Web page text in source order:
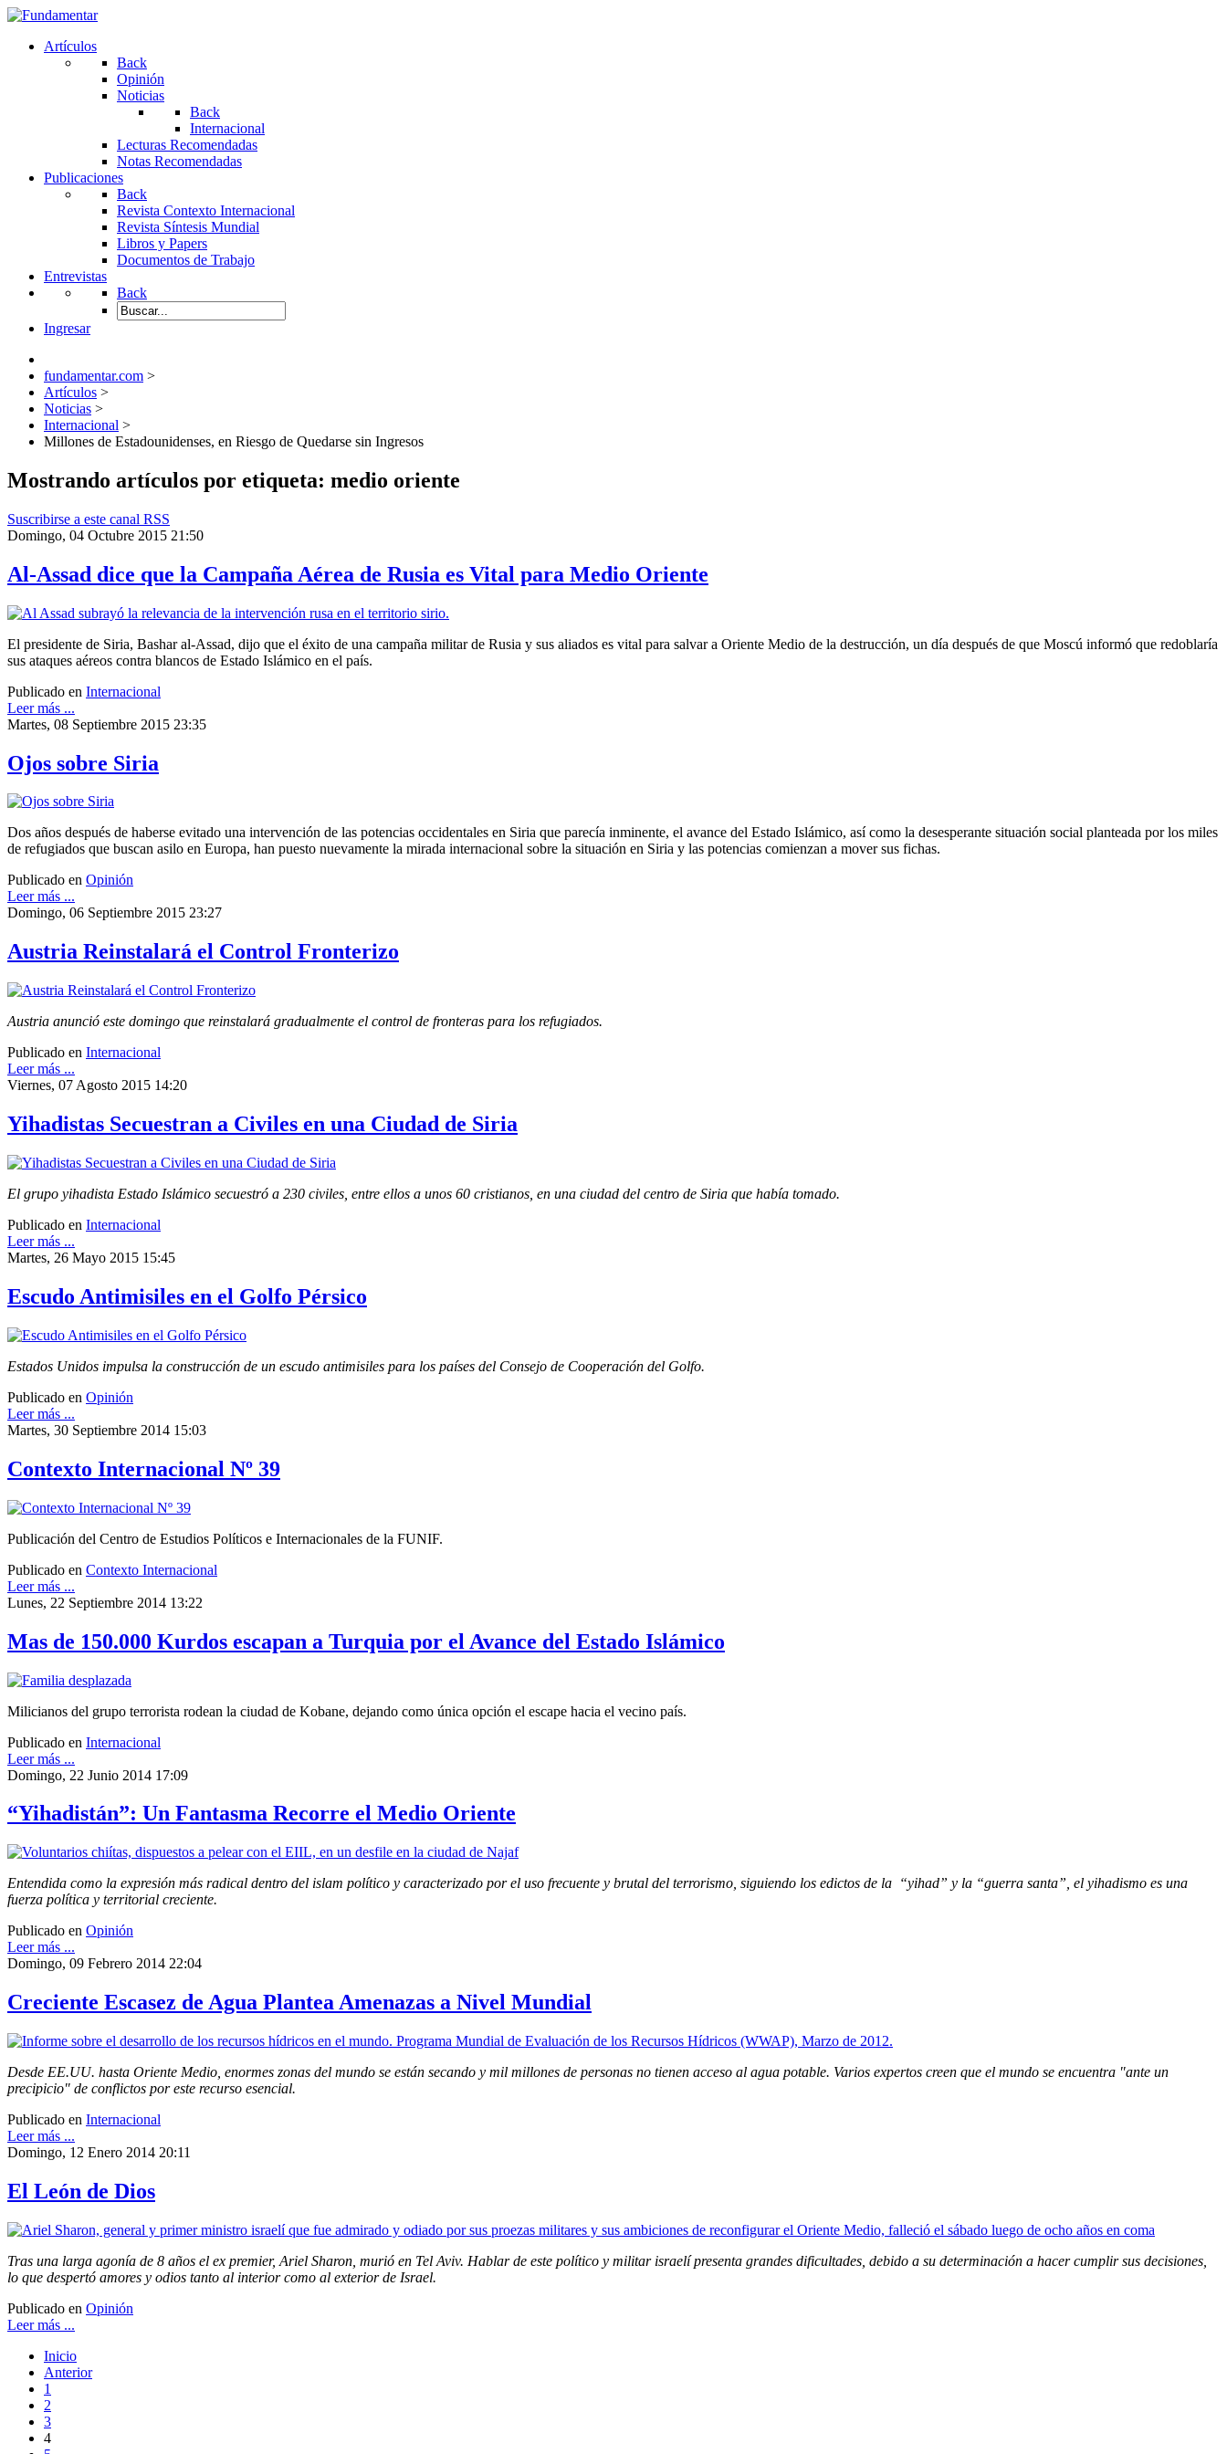
Artículos
Back
Opinión
Noticias
Back
Internacional
Lecturas Recomendadas
Notas Recomendadas
Publicaciones
Back
Revista Contexto Internacional
Revista Síntesis Mundial
Libros y Papers
Documentos de Trabajo
Entrevistas
Back
Ingresar
fundamentar.com >
Artículos >
Noticias >
Internacional >
Millones de Estadounidenses, en Riesgo de Quedarse sin Ingresos
Mostrando artículos por etiqueta: medio oriente
Suscribirse a este canal RSS
Domingo, 04 Octubre 2015 21:50
Al-Assad dice que la Campaña Aérea de Rusia es Vital para Medio Oriente
El presidente de Siria, Bashar al-Assad, dijo que el éxito de una campaña militar de Rusia y sus aliados es vital para salvar a Oriente Medio de la destrucción, un día después de que Moscú informó que redoblaría
sus ataques aéreos contra blancos de Estado Islámico en el país.
Publicado en Internacional
Leer más ...
Martes, 08 Septiembre 2015 23:35
Ojos sobre Siria
Dos años después de haberse evitado una intervención de las potencias occidentales en Siria que parecía inminente, el avance del Estado Islámico, así como la desesperante situación social planteada por los miles
de refugiados que buscan asilo en Europa, han puesto nuevamente la mirada internacional sobre la situación en Siria y las potencias comienzan a mover sus fichas.
Publicado en Opinión
Leer más ...
Domingo, 06 Septiembre 2015 23:27
Austria Reinstalará el Control Fronterizo
Austria anunció este domingo que reinstalará gradualmente el control de fronteras para los refugiados.
Publicado en Internacional
Leer más ...
Viernes, 07 Agosto 2015 14:20
Yihadistas Secuestran a Civiles en una Ciudad de Siria
El grupo yihadista Estado Islámico secuestró a 230 civiles, entre ellos a unos 60 cristianos, en una ciudad del centro de Siria que había tomado.
Publicado en Internacional
Leer más ...
Martes, 26 Mayo 2015 15:45
Escudo Antimisiles en el Golfo Pérsico
Estados Unidos impulsa la construcción de un escudo antimisiles para los países del Consejo de Cooperación del Golfo.
Publicado en Opinión
Leer más ...
Martes, 30 Septiembre 2014 15:03
Contexto Internacional Nº 39
Publicación del Centro de Estudios Políticos e Internacionales de la FUNIF.
Publicado en Contexto Internacional
Leer más ...
Lunes, 22 Septiembre 2014 13:22
Mas de 150.000 Kurdos escapan a Turquia por el Avance del Estado Islámico
Milicianos del grupo terrorista rodean la ciudad de Kobane, dejando como única opción el escape hacia el vecino país.
Publicado en Internacional
Leer más ...
Domingo, 22 Junio 2014 17:09
“Yihadistán”: Un Fantasma Recorre el Medio Oriente
Entendida como la expresión más radical dentro del islam político y caracterizado por el uso frecuente y brutal del terrorismo, siguiendo los edictos de la “yihad” y la “guerra santa”, el yihadismo es una
fuerza política y territorial creciente.
Publicado en Opinión
Leer más ...
Domingo, 09 Febrero 2014 22:04
Creciente Escasez de Agua Plantea Amenazas a Nivel Mundial
Desde EE.UU. hasta Oriente Medio, enormes zonas del mundo se están secando y mil millones de personas no tienen acceso al agua potable. Varios expertos creen que el mundo se encuentra "ante un
precipicio" de conflictos por este recurso esencial.
Publicado en Internacional
Leer más ...
Domingo, 12 Enero 2014 20:11
El León de Dios
Tras una larga agonía de 8 años el ex premier, Ariel Sharon, murió en Tel Aviv. Hablar de este político y militar israelí presenta grandes dificultades, debido a su determinación a hacer cumplir sus decisiones,
lo que despertó amores y odios tanto al interior como al exterior de Israel.
Publicado en Opinión
Leer más ...
Inicio
Anterior
1
2
3
4